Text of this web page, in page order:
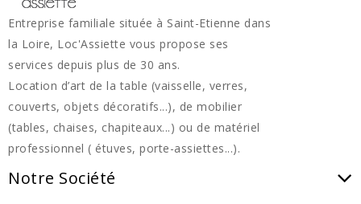
Entreprise familiale située à Saint-Etienne dans
la Loire, Loc'Assiette vous propose ses
services depuis plus de 30 ans.
Location d’art de la table (vaisselle, verres,
couverts, objets décoratifs...), de mobilier
(tables, chaises, chapiteaux...) ou de matériel
professionnel ( étuves, porte-assiettes...).
Notre Société